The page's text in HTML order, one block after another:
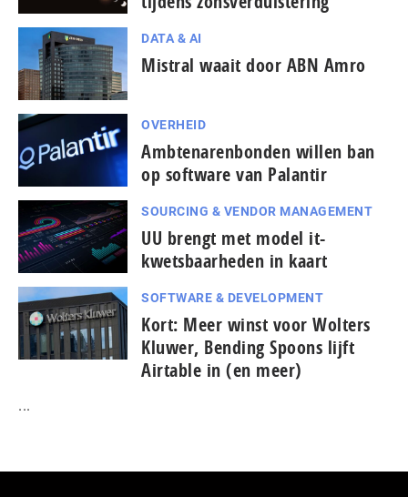
DATA & AI
Mistral waait door ABN Amro
OVERHEID
Ambtenarenbonden willen ban
op software van Palantir
SOURCING & VENDOR MANAGEMENT
UU brengt met model it-
kwetsbaarheden in kaart
SOFTWARE & DEVELOPMENT
Kort: Meer winst voor Wolters
Kluwer, Bending Spoons lijft
Airtable in (en meer)
...